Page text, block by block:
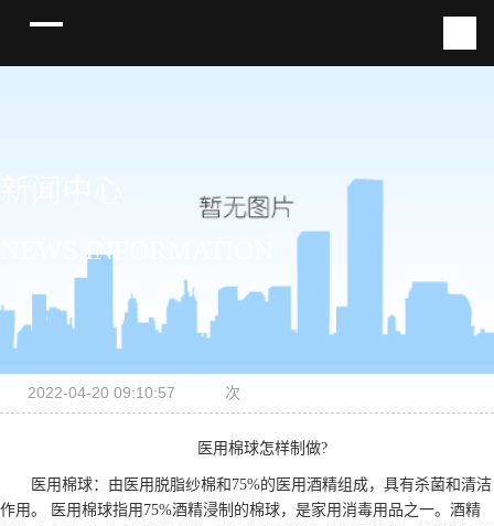
NEWS INFORMATION
2022-04-20 09:10:57 次
医用棉球怎样制做?
医用棉球：由医用脱脂纱棉和75%的医用酒精组成，具有杀菌和清洁
作用。 医用棉球指用75%酒精浸制的棉球，是家用消毒用品之一。酒精